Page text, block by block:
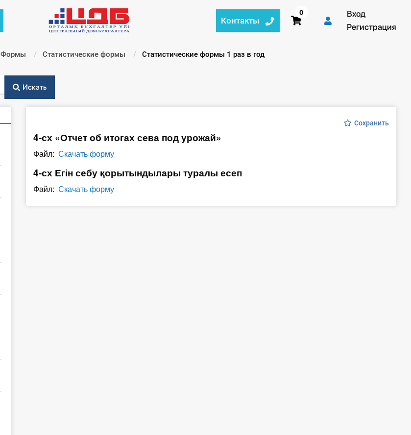
Контакты
0
Вход
Регистрация
Формы Статистические формы Текущий:
Статистические формы 1 раз в год
Искать
Сохранить
4-сх «Отчет об итогах сева под урожай»
Файл: Скачать форму
4-сх Егін себу қорытындылары туралы есеп
Файл: Скачать форму